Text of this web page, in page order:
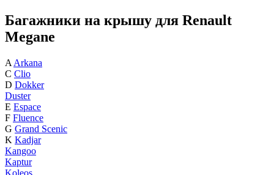
Багажники на крышу для Renault
Megane
A Arkana
C Clio
D Dokker
Duster
E Espace
F Fluence
G Grand Scenic
K Kadjar
Kangoo
Kaptur
Koleos